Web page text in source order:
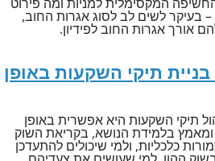
בעיקר לשים לב לסוג אגרות החוב,
אורך אגרות החוב לפידיון.
תיקי השקעות באופן
תיקי השקעות היא אפשרית באופן
בלמידת הנושא, בקריאת השוק
כלכליות, ולמי שיכולים להתעדכן